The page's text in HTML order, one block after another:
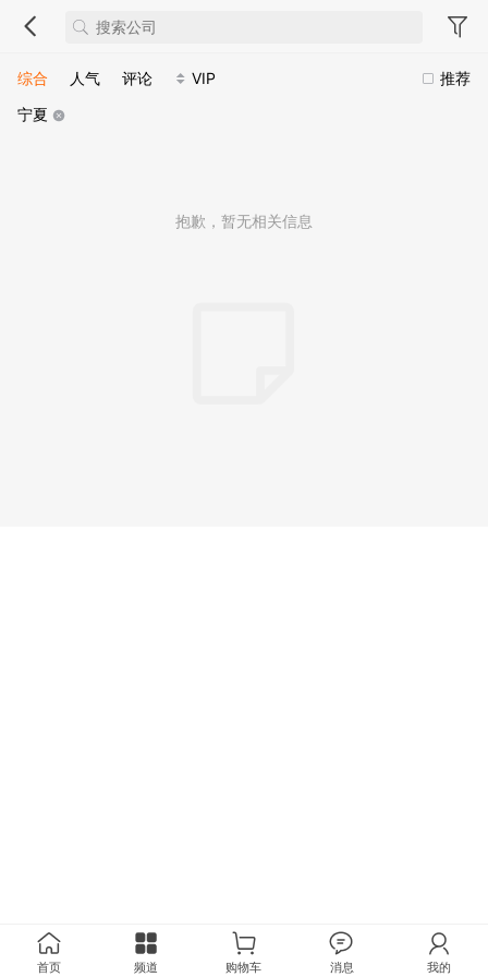
推荐
综合 人气 评论
VIP
宁夏
抱歉，暂无相关信息
首页 频道 购物车 消息 我的